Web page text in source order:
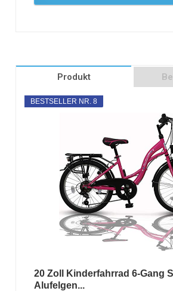
Produkt
BESTSELLER NR. 8
20 Zoll Kinderfahrrad 6-Gang
Alufelgen...